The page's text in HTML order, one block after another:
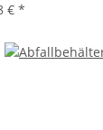
€ *